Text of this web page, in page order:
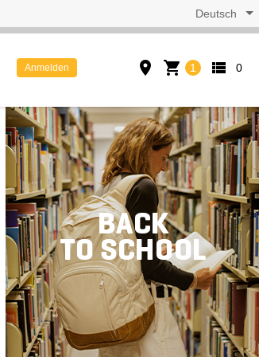
Deutsch
Anmelden place shopping_cart 1 view_list 0